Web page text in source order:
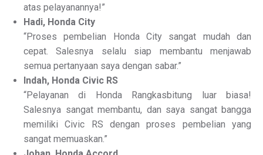
atas pelayanannya!”
Hadi, Honda City
“Proses pembelian Honda City sangat mudah dan
cepat. Salesnya selalu siap membantu menjawab
semua pertanyaan saya dengan sabar.”
Indah, Honda Civic RS
“Pelayanan di Honda Rangkasbitung luar biasa!
Salesnya sangat membantu, dan saya sangat bangga
memiliki Civic RS dengan proses pembelian yang
sangat memuaskan.”